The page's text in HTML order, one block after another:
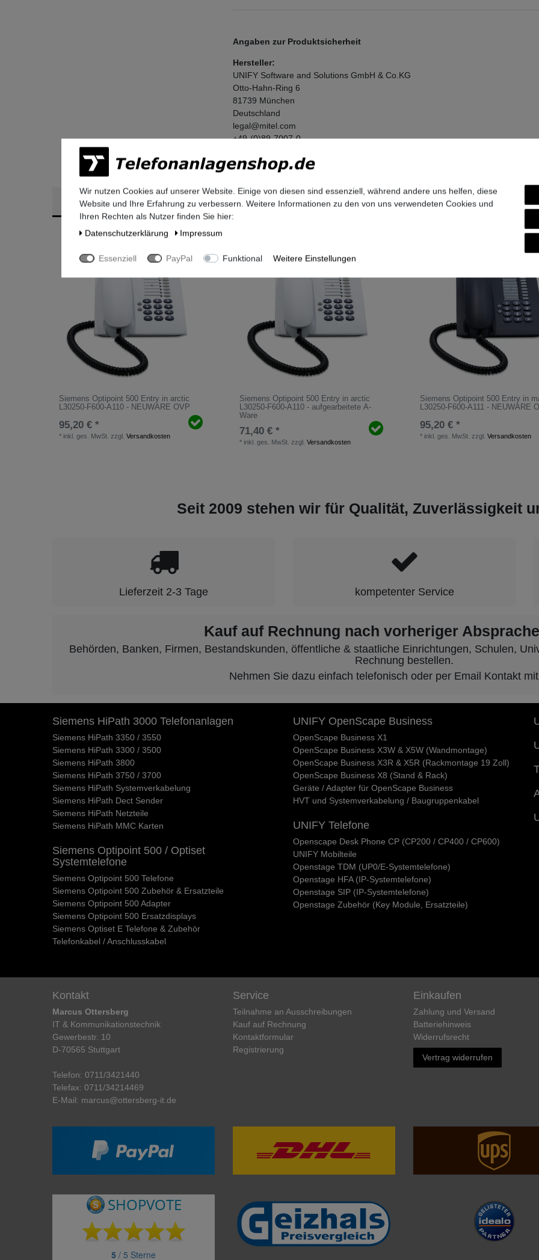
Angaben zur Produktsicherheit
Hersteller:
UNIFY Software and Solutions GmbH & Co.KG
Otto-Hahn-Ring 6
81739 München
Deutschland
legal@mitel.com
+49-(0)89-7007-0
Ähnliche Artikel
Siemens Optipoint 500 Entry in arctic
L30250-F600-A110 - NEUWARE OVP
95,20 € *
* inkl. ges. MwSt. zzgl.Versandkosten
Siemens Optipoint 500 Entry in arctic
L30250-F600-A110 - aufgearbeitete A-
Ware
71,40 € *
* inkl. ges. MwSt. zzgl.Versandkosten
Siemens Optipoint 500 Entry in
L30250-F600-A111 - NEUWARE
95,20 € *
* inkl. ges. MwSt. zzgl.Versandkosten
Seit 2009 stehen wir für Qualität, Zuverlässigkeit
Lieferzeit 2-3 Tage kompetenter Service
Kauf auf Rechnung nach vorheriger
Behörden, Banken, Firmen, Bestandskunden, öffentliche & staatliche Einrichtungen, Schulen,
Rechnung bestellen.
Nehmen Sie dazu einfach telefonisch oder per Email Kontakt
Siemens HiPath 3000 Telefonanlagen
Siemens HiPath 3350 / 3550
Siemens HiPath 3300 / 3500
Siemens HiPath 3800
Siemens HiPath 3750 / 3700
Siemens HiPath Systemverkabelung
Siemens HiPath Dect Sender
Siemens HiPath Netzteile
Siemens HiPath MMC Karten
Siemens Optipoint 500 / Optiset
Systemtelefone
Siemens Optipoint 500 Telefone
Siemens Optipoint 500 Zubehör & Ersatzteile
Siemens Optipoint 500 Adapter
Siemens Optipoint 500 Ersatzdisplays
Siemens Optiset E Telefone & Zubehör
Telefonkabel / Anschlusskabel
UNIFY OpenScape Business
OpenScape Business X1
OpenScape Business X3W & X5W (Wandmontage)
OpenScape Business X3R & X5R (Rackmontage 19 Zoll)
OpenScape Business X8 (Stand & Rack)
Geräte / Adapter für OpenScape Business
HVT und Systemverkabelung / Baugruppenkabel
UNIFY Telefone
Openscape Desk Phone CP (CP200 / CP400 / CP600)
UNIFY Mobilteile
Openstage TDM (UP0/E-Systemtelefone)
Openstage HFA (IP-Systemtelefone)
Openstage SIP (IP-Systemtelefone)
Openstage Zubehör (Key Module, Ersatzteile)
Kontakt
Marcus Ottersberg
IT & Kommunikationstechnik
Gewerbestr. 10
D-70565 Stuttgart
Telefon: 0711/3421440
Telefax: 0711/34214469
E-Mail: marcus@ottersberg-it.de
Service
Teilnahme an Ausschreibungen
Kauf auf Rechnung
Kontaktformular
Registrierung
Einkaufen
Zahlung und Versand
Batteriehinweis
Widerrufs­recht
Vertrag widerrufen
Wir nutzen Cookies auf unserer Website. Einige von diesen sind essenziell, während andere uns helfen, diese
Website und Ihre Erfahrung zu verbessern. Weitere Informationen zu den von uns verwendeten Cookies und
Ihren Rechten als Nutzer finden Sie hier:
Daten­schutz­erklärung
Impressum
Essenziell PayPal Funktional Weitere Einstellungen